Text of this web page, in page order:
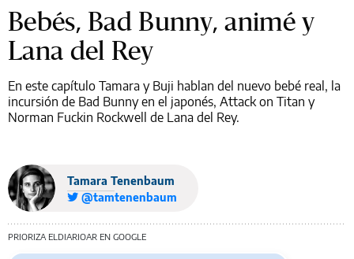
Bebés, Bad Bunny, animé y
Lana del Rey
En este capítulo Tamara y Buji hablan del nuevo bebé real, la
incursión de Bad Bunny en el japonés, Attack on Titan y
Norman Fuckin Rockwell de Lana del Rey.
Tamara Tenenbaum
@tamtenenbaum
PRIORIZA ELDIARIOAR EN GOOGLE